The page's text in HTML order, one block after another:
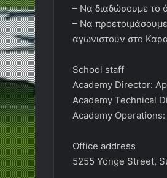
– Να διαδώσουμε το
– Να
αγωνιστούν στο
School staff
Academy Director:
Academy Technical
Academy
Office address
5255 Yonge Street,